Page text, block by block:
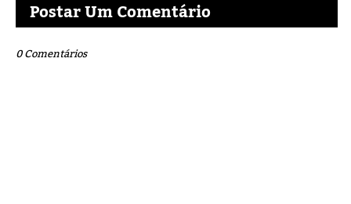
Postar Um Comentário
0 Comentários